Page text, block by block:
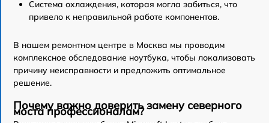
Система охлаждения, которая могла забиться, что
привело к неправильной работе компонентов.
В нашем ремонтном центре в Москва мы проводим
комплексное обследование ноутбука, чтобы локализовать
причину неисправности и предложить оптимальное
решение.
Почему важно доверить замену северного
моста профессионалам?